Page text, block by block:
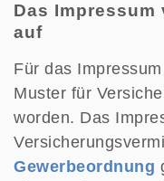
Das Impressum
auf
Für das
Muster für
worden. Das
Gewerbeordnung